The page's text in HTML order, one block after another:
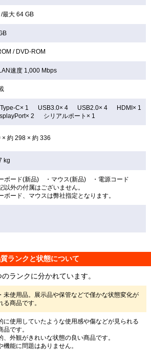
最大 64 GB
/ DVD-ROM
速度 1,000 Mbps
Type-C× 1 USB3.0× 4 USB2.0× 4 HDMI× 1
2 シリアルポート× 1
× 約 298 × 約 336
kg
ボード(新品) ・マウス(新品) ・電源コード
以外の付属はございません。
ボード、マウスは弊社指定となります。
ランクと状態について
ランクに分かれています。
未使用品。展示品や保管などで僅かな状態変化が
る商品です。
に使用していたような使用感や傷などが見られる
品です。
、外観がきれいな状態の良い商品です。
機能に問題はありません。